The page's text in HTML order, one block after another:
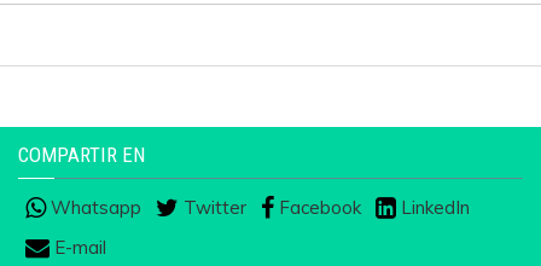
COMPARTIR EN
Whatsapp Twitter Facebook
LinkedIn
E-mail